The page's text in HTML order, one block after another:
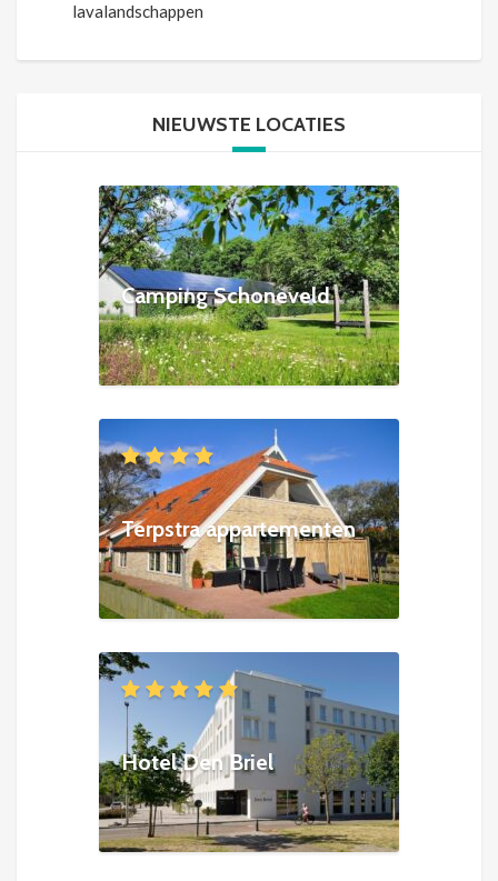
lavalandschappen
NIEUWSTE LOCATIES
Camping Schoneveld
Terpstra appartementen
Hotel Den Briel